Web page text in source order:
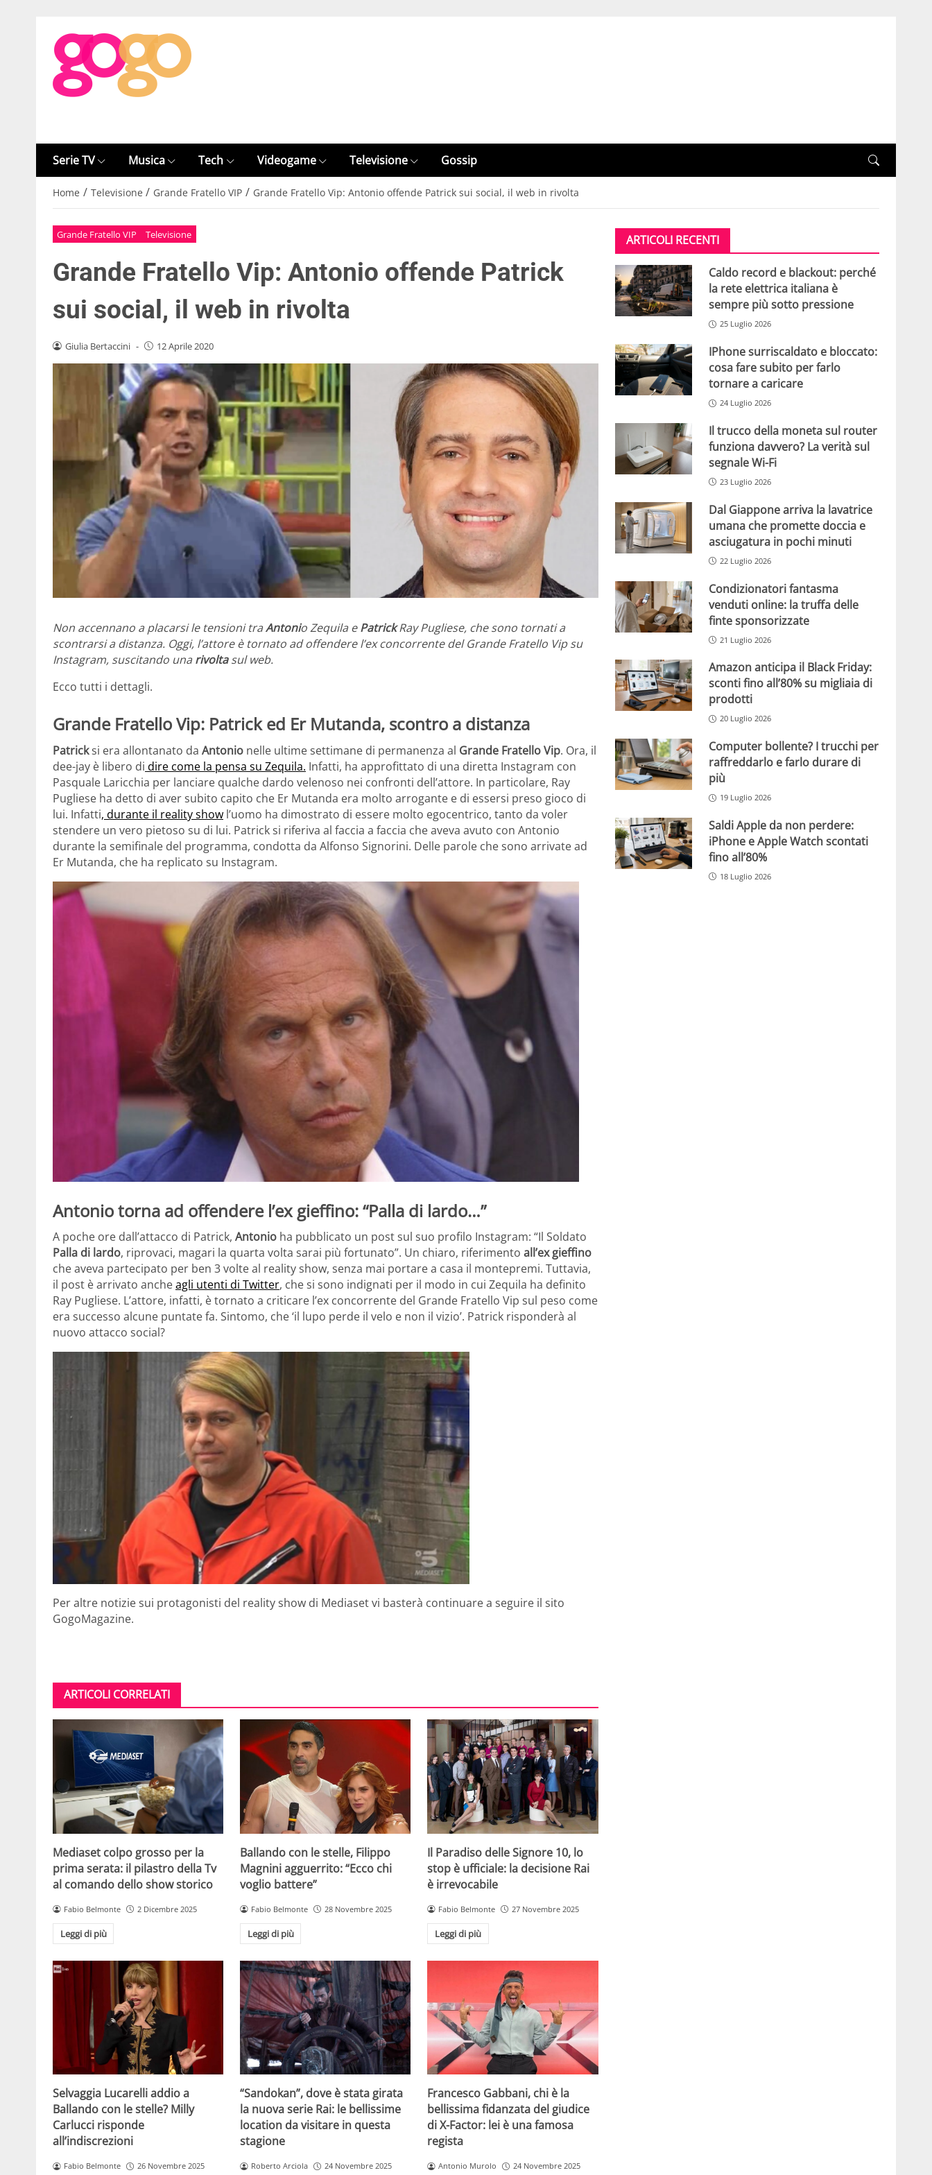
Serie TV Musica Tech Videogame Televisione Gossip
Home / Televisione / Grande Fratello VIP / Grande Fratello Vip: Antonio offende Patrick sui social, il web in rivolta
Grande Fratello VIP Televisione
Grande Fratello Vip: Antonio offende Patrick
sui social, il web in rivolta
Giulia Bertaccini - 12 Aprile 2020
Non accennano a placarsi le tensioni traAntonio Zequila ePatrickRay Pugliese, che sono tornati a
scontrarsi a distanza. Oggi, l’attore è tornato ad offendere l’ex concorrente del Grande Fratello Vip su
Instagram, suscitando una rivoltasul web.
Ecco tutti i dettagli.
Grande Fratello Vip: Patrick ed Er Mutanda, scontro a distanza
Patricksi era allontanato da Antonio nelle ultime settimane di permanenza al Grande Fratello Vip. Ora, il
dee-jay è libero di dire come la pensa su Zequila. Infatti, ha approfittato di una diretta Instagram con
Pasquale Laricchia per lanciare qualche dardo velenoso nei confronti dell’attore. In particolare, Ray
Pugliese ha detto di aver subito capito che Er Mutanda era molto arrogante e di essersi preso gioco di
lui. Infatti, durante il reality show l’uomo ha dimostrato di essere molto egocentrico, tanto da voler
stendere un vero pietoso su di lui. Patrick si riferiva al faccia a faccia che aveva avuto con Antonio
durante la semifinale del programma, condotta da Alfonso Signorini. Delle parole che sono arrivate ad
Er Mutanda, che ha replicato su Instagram.
Antonio torna ad offendere l’ex gieffino: “Palla di lardo…”
A poche ore dall’attacco di Patrick, Antonio ha pubblicato un post sul suo profilo Instagram: “Il Soldato
Palla di lardo, riprovaci, magari la quarta volta sarai più fortunato”. Un chiaro, riferimento all’ex gieffino
che aveva partecipato per ben 3 volte al reality show, senza mai portare a casa il montepremi. Tuttavia,
il post è arrivato ancheagli utenti di Twitter, che si sono indignati per il modo in cui Zequila ha definito
Ray Pugliese. L’attore, infatti, è tornato a criticare l’ex concorrente del Grande Fratello Vip sul peso come
era successo alcune puntate fa. Sintomo, che ‘il lupo perde il velo e non il vizio’. Patrick risponderà al
nuovo attacco social?
Per altre notizie sui protagonisti del reality show di Mediaset vi basterà continuare a seguire il sito
GogoMagazine.
ARTICOLI CORRELATI
Mediaset colpo grosso per la
prima serata: il pilastro della Tv
al comando dello show storico
Fabio Belmonte 2 Dicembre 2025
Leggi di più
Ballando con le stelle, Filippo
Magnini agguerrito: “Ecco chi
voglio battere”
Fabio Belmonte 28 Novembre 2025
Leggi di più
Il Paradiso delle Signore 10, lo
stop è ufficiale: la decisione Rai
è irrevocabile
Fabio Belmonte 27 Novembre 2025
Leggi di più
Selvaggia Lucarelli addio a
Ballando con le stelle? Milly
Carlucci risponde
all’indiscrezioni
Fabio Belmonte 26 Novembre 2025
“Sandokan”, dove è stata girata
la nuova serie Rai: le bellissime
location da visitare in questa
stagione
Roberto Arciola 24 Novembre 2025
Francesco Gabbani, chi è la
bellissima fidanzata del giudice
di X-Factor: lei è una famosa
regista
Antonio Murolo 24 Novembre 2025
ARTICOLI RECENTI
Caldo record e blackout: perché
la rete elettrica italiana è
sempre più sotto pressione
25 Luglio 2026
IPhone surriscaldato e bloccato:
cosa fare subito per farlo
tornare a caricare
24 Luglio 2026
Il trucco della moneta sul router
funziona davvero? La verità sul
segnale Wi-Fi
23 Luglio 2026
Dal Giappone arriva la lavatrice
umana che promette doccia e
asciugatura in pochi minuti
22 Luglio 2026
Condizionatori fantasma
venduti online: la truffa delle
finte sponsorizzate
21 Luglio 2026
Amazon anticipa il Black Friday:
sconti fino all’80% su migliaia di
prodotti
20 Luglio 2026
Computer bollente? I trucchi per
raffreddarlo e farlo durare di
più
19 Luglio 2026
Saldi Apple da non perdere:
iPhone e Apple Watch scontati
fino all’80%
18 Luglio 2026